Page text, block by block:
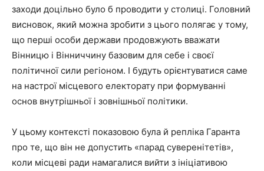
заходи доцільно було б проводити у столиці. Головний
висновок, який можна зробити з цього полягає у тому,
що перші особи держави продовжують вважати
Вінницю і Вінниччину базовим для себе і своєї
політичної сили регіоном. І будуть орієнтуватися саме
на настрої місцевого електорату при формуванні
основ внутрішньої і зовнішньої політики.
У цьому контексті показовою була й репліка Гаранта
про те, що він не допустить «парад суверенітетів»,
коли місцеві ради намагалися вийти з ініціативою